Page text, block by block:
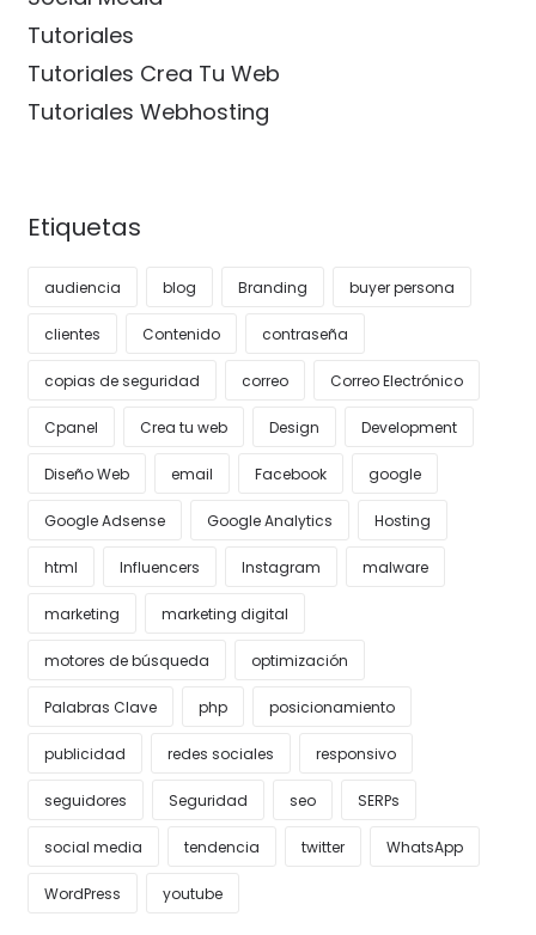
Tutoriales
Tutoriales Crea Tu Web
Tutoriales Webhosting
Etiquetas
audiencia blog Branding buyer persona
clientes Contenido contraseña
copias de seguridad correo Correo Electrónico
Cpanel Crea tu web Design Development
Diseño Web email Facebook google
Google Adsense Google Analytics Hosting
html Influencers Instagram malware
marketing marketing digital
motores de búsqueda optimización
Palabras Clave php posicionamiento
publicidad redes sociales responsivo
seguidores Seguridad seo SERPs
social media tendencia twitter WhatsApp
WordPress youtube